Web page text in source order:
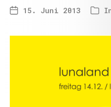
15. Juni 2013